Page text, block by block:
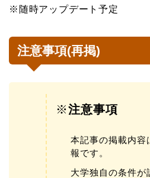
※随時アップデート予定
注意事項(再掲)
※注意事項
本記事の掲載内容
報です。
大学独自の条件が